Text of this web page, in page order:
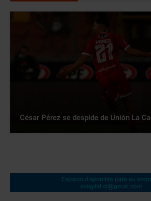
César Pérez se despide de Unión La